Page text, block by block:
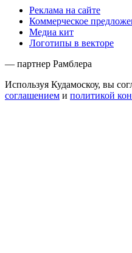
Реклама на сайте
Коммерческое
Медиа кит
Логотипы в векторе
— партнер Рамблера
Используя Кудамоскоу, вы
соглашением и политикой